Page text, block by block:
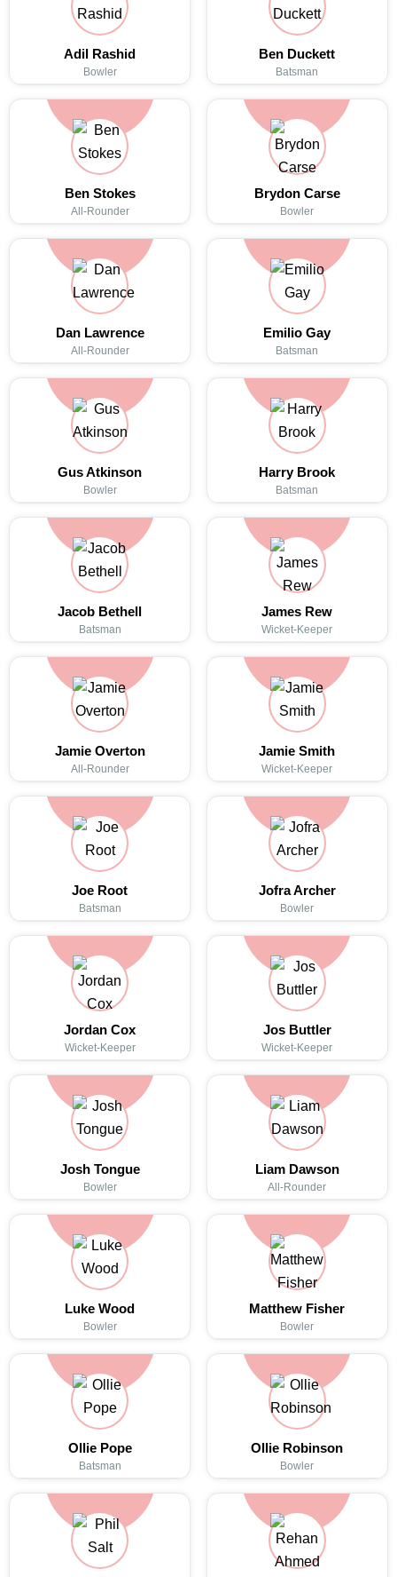
Adil Rashid
Bowler
Ben Duckett
Batsman
Ben Stokes
All-Rounder
Brydon Carse
Bowler
Dan Lawrence
All-Rounder
Emilio Gay
Batsman
Gus Atkinson
Bowler
Harry Brook
Batsman
Jacob Bethell
Batsman
James Rew
Wicket-Keeper
Jamie Overton
All-Rounder
Jamie Smith
Wicket-Keeper
Joe Root
Batsman
Jofra Archer
Bowler
Jordan Cox
Wicket-Keeper
Jos Buttler
Wicket-Keeper
Josh Tongue
Bowler
Liam Dawson
All-Rounder
Luke Wood
Bowler
Matthew Fisher
Bowler
Ollie Pope
Batsman
Ollie Robinson
Bowler